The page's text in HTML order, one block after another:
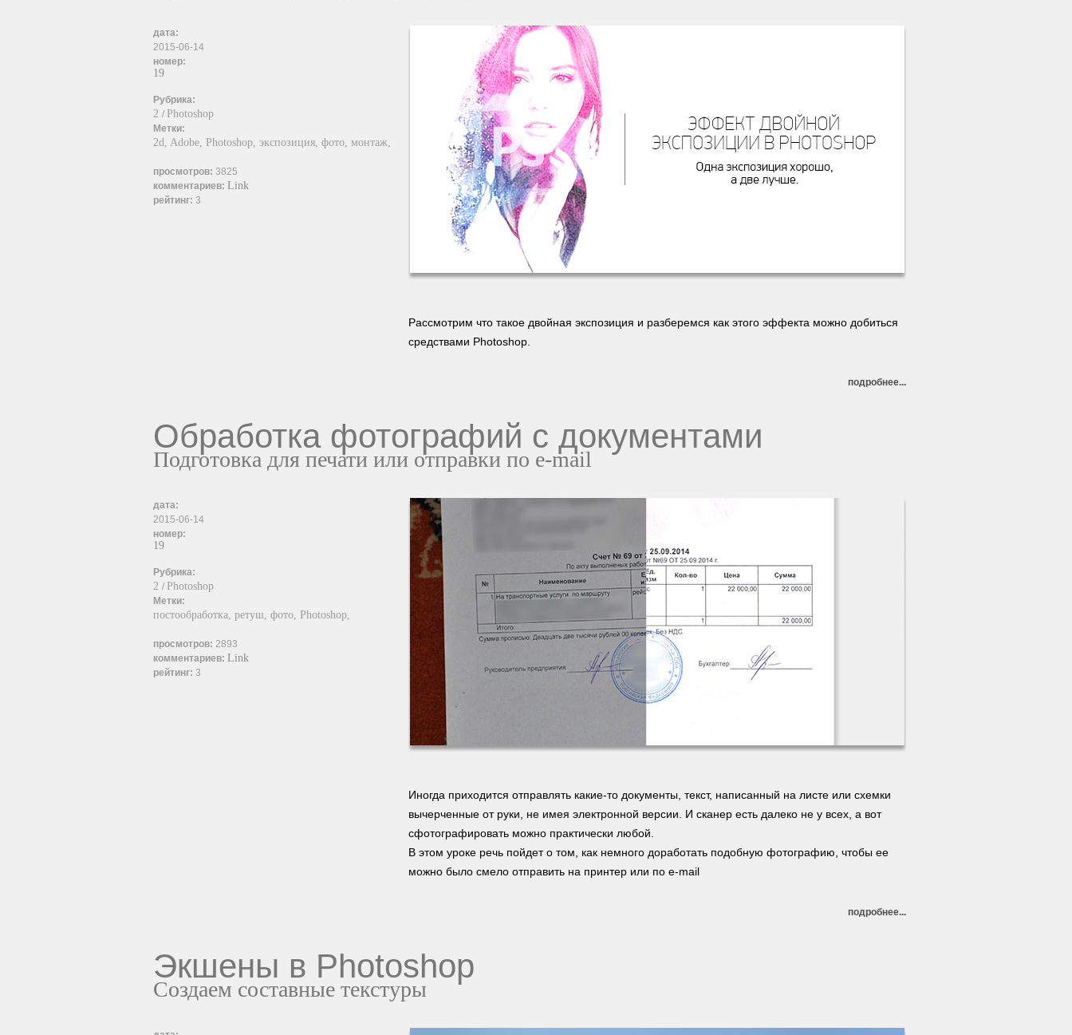
дата:
2015-06-14
номер:
19
Рубрика:
2 / Photoshop
Метки:
2d, Adobe, Photoshop, экспозиция, фото, монтаж,
просмотров: 3825
комментариев: Link
рейтинг: 3
Рассмотрим что такое двойная экспозиция и разберемся как этого эффекта можно добиться
средствами Photoshop.
подробнее...
Обработка фотографий с документами
Подготовка для печати или отправки по e-mail
дата:
2015-06-14
номер:
19
Рубрика:
2 / Photoshop
Метки:
постообработка, ретуш, фото, Photoshop,
просмотров: 2893
комментариев: Link
рейтинг: 3
Иногда приходится отправлять какие-то документы, текст, написанный на листе или схемки
вычерченные от руки, не имея электронной версии. И сканер есть далеко не у всех, а вот
сфотографировать можно практически любой.
В этом уроке речь пойдет о том, как немного доработать подобную фотографию, чтобы ее
можно было смело отправить на принтер или по e-mail
подробнее...
Экшены в Photoshop
Создаем составные текстуры